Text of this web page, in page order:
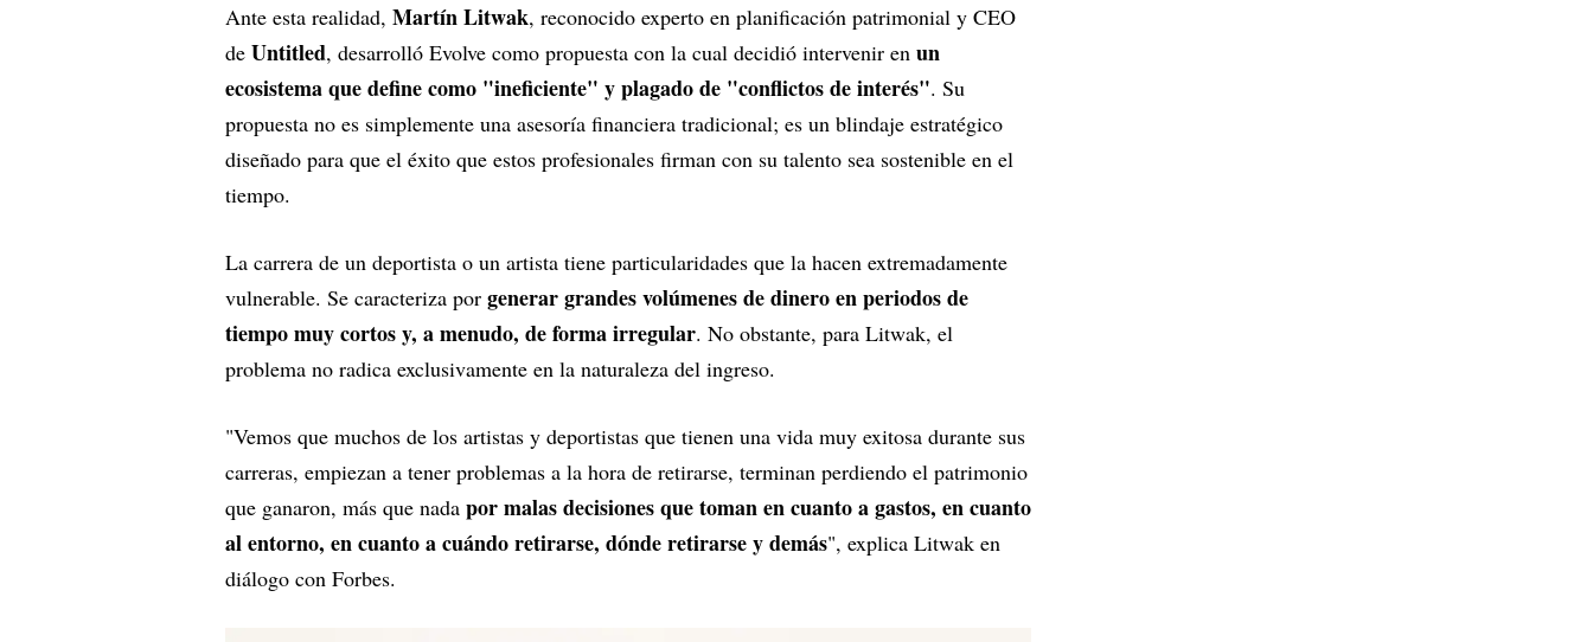
Ante esta realidad, Martín Litwak, reconocido experto en planificación patrimonial y CEO
de Untitled, desarrolló Evolve como propuesta con la cual decidió intervenir en un
ecosistema que define como "ineficiente" y plagado de "conflictos de interés". Su
propuesta no es simplemente una asesoría financiera tradicional; es un blindaje estratégico
diseñado para que el éxito que estos profesionales firman con su talento sea sostenible en el
tiempo.
La carrera de un deportista o un artista tiene particularidades que la hacen extremadamente
vulnerable. Se caracteriza por generar grandes volúmenes de dinero en periodos de
tiempo muy cortos y, a menudo, de forma irregular. No obstante, para Litwak, el
problema no radica exclusivamente en la naturaleza del ingreso.
"Vemos que muchos de los artistas y deportistas que tienen una vida muy exitosa durante sus
carreras, empiezan a tener problemas a la hora de retirarse, terminan perdiendo el patrimonio
que ganaron, más que nada por malas decisiones que toman en cuanto a gastos, en cuanto
al entorno, en cuanto a cuándo retirarse, dónde retirarse y demás", explica Litwak en
diálogo con Forbes.